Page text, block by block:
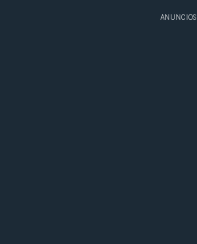
ANUNCIOS